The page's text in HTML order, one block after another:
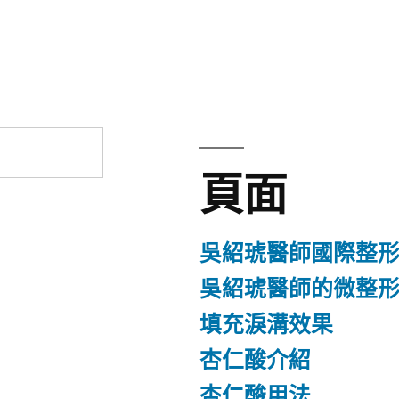
頁面
吳紹琥醫師國際整
吳紹琥醫師的微整
填充淚溝效果
杏仁酸介紹